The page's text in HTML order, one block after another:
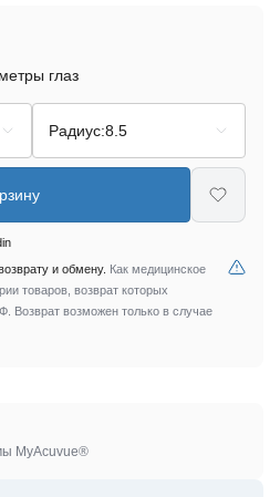
OASYS® 1-DAY* with**
исключительный комфорт и
глаз
Радиус:8.5
и обмену. Как медицинское
товаров, возврат которых
Возврат возможен только в случае
MyAcuvue®